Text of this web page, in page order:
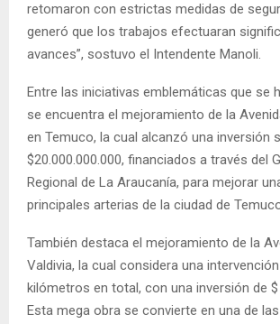
retomaron con estrictas medidas de
generó que los trabajos efectuaran
avances”, sostuvo el Intendente Manoli.
Entre las iniciativas emblemáticas que se
se encuentra el mejoramiento de la
en Temuco, la cual alcanzó una inversión
$20.000.000.000, financiados a través del
Regional de La Araucanía, para mejorar
principales arterias de la ciudad de
También destaca el mejoramiento de la
Valdivia, la cual considera una
kilómetros en total, con una inversión de $
Esta mega obra se convierte en una de